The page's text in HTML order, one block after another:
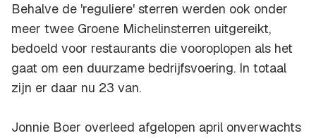
Behalve de 'reguliere' sterren werden ook onder
meer twee Groene Michelinsterren uitgereikt,
bedoeld voor restaurants die vooroplopen als het
gaat om een duurzame bedrijfsvoering. In totaal
zijn er daar nu 23 van.
Jonnie Boer overleed afgelopen april onverwachts